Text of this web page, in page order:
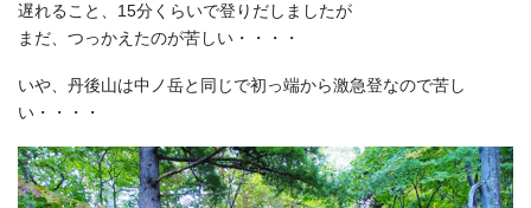
遅れること、15分くらいで登りだしましたが
まだ、つっかえたのが苦しい・・・・
いや、丹後山は中ノ岳と同じで初っ端から激急登なので苦し
い・・・・